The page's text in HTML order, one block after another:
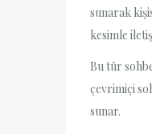
sunarak
kesimle
Bu tür
çevrimiçi
sunar.